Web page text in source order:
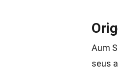
Aum
seus